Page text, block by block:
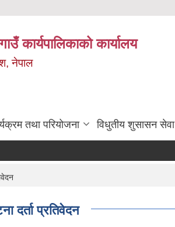
कार्यपालिकाको कार्यालय
नेपाल
तथा परियोजना विधुतीय शुसासन सेवा
दर्ता प्रतिवेदन